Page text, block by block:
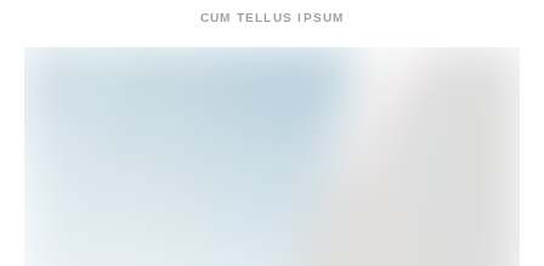
CUM TELLUS IPSUM